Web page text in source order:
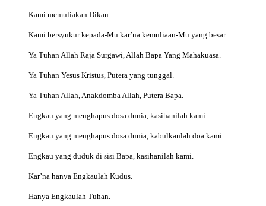
Kami memuliakan Dikau.
Kami bersyukur kepada-Mu kar’na kemuliaan-Mu yang besar.
Ya Tuhan Allah Raja Surgawi, Allah Bapa Yang Mahakuasa.
Ya Tuhan Yesus Kristus, Putera yang tunggal.
Ya Tuhan Allah, Anakdomba Allah, Putera Bapa.
Engkau yang menghapus dosa dunia, kasihanilah kami.
Engkau yang menghapus dosa dunia, kabulkanlah doa kami.
Engkau yang duduk di sisi Bapa, kasihanilah kami.
Kar’na hanya Engkaulah Kudus.
Hanya Engkaulah Tuhan.